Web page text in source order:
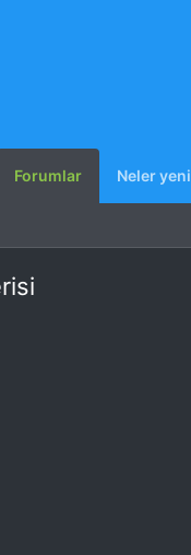
Forumlar Neler yeni